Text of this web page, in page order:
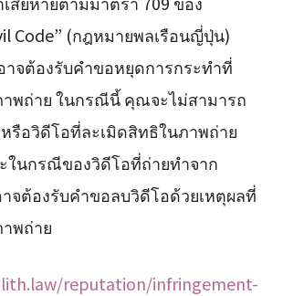
Code” (กฎหมายพลเรือนญี่ปุ่น)
จต้องรับคำขอหยุดการกระทำที่
พถ่าย ในกรณีนี้ คุณจะไม่สามารถ
รือวิดีโอที่ละเมิดสิทธิในภาพถ่าย
ในกรณีของวิดีโอที่ถ่ายทำจาก
จต้องรับคำขอลบวิดีโอด้วยเหตุผลที่
พถ่าย
reputation/infringement-